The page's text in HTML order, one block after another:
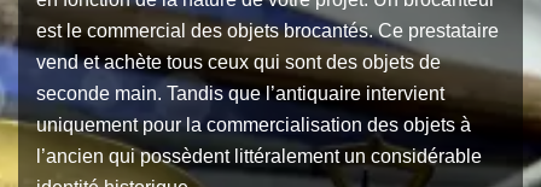
est le commercial des objets brocantés. Ce prestataire
vend et achète tous ceux qui sont des objets de
seconde main. Tandis que l’antiquaire intervient
uniquement pour la commercialisation des objets à
l’ancien qui possèdent littéralement un considérable